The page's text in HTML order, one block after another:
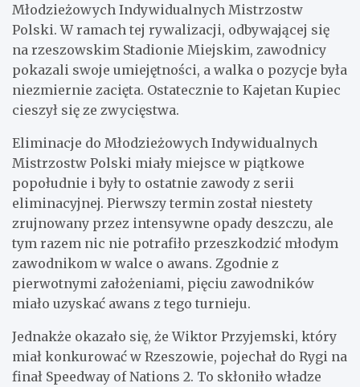
Młodzieżowych Indywidualnych Mistrzostw
Polski. W ramach tej rywalizacji, odbywającej się
na rzeszowskim Stadionie Miejskim, zawodnicy
pokazali swoje umiejętności, a walka o pozycje była
niezmiernie zacięta. Ostatecznie to Kajetan Kupiec
cieszył się ze zwycięstwa.
Eliminacje do Młodzieżowych Indywidualnych
Mistrzostw Polski miały miejsce w piątkowe
popołudnie i były to ostatnie zawody z serii
eliminacyjnej. Pierwszy termin został niestety
zrujnowany przez intensywne opady deszczu, ale
tym razem nic nie potrafiło przeszkodzić młodym
zawodnikom w walce o awans. Zgodnie z
pierwotnymi założeniami, pięciu zawodników
miało uzyskać awans z tego turnieju.
Jednakże okazało się, że Wiktor Przyjemski, który
miał konkurować w Rzeszowie, pojechał do Rygi na
finał Speedway of Nations 2. To skłoniło władze